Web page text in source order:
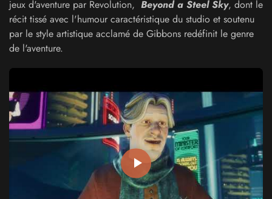
jeux d'aventure par Revolution, Beyond a Steel Sky, dont le
récit tissé avec l'humour caractéristique du studio et soutenu
par le style artistique acclamé de Gibbons redéfinit le genre
de l'aventure.